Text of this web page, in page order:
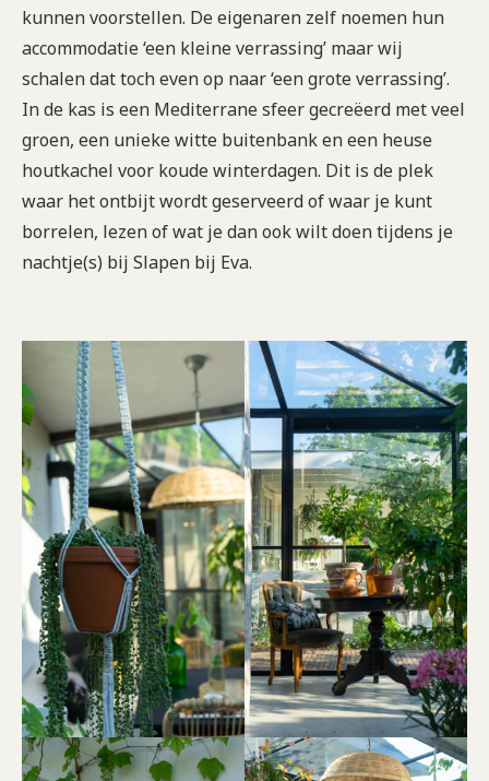
kunnen voorstellen. De eigenaren zelf noemen hun
accommodatie ‘een kleine verrassing’ maar wij
schalen dat toch even op naar ‘een grote verrassing’.
In de kas is een Mediterrane sfeer gecreëerd met veel
groen, een unieke witte buitenbank en een heuse
houtkachel voor koude winterdagen. Dit is de plek
waar het ontbijt wordt geserveerd of waar je kunt
borrelen, lezen of wat je dan ook wilt doen tijdens je
nachtje(s) bij Slapen bij Eva.